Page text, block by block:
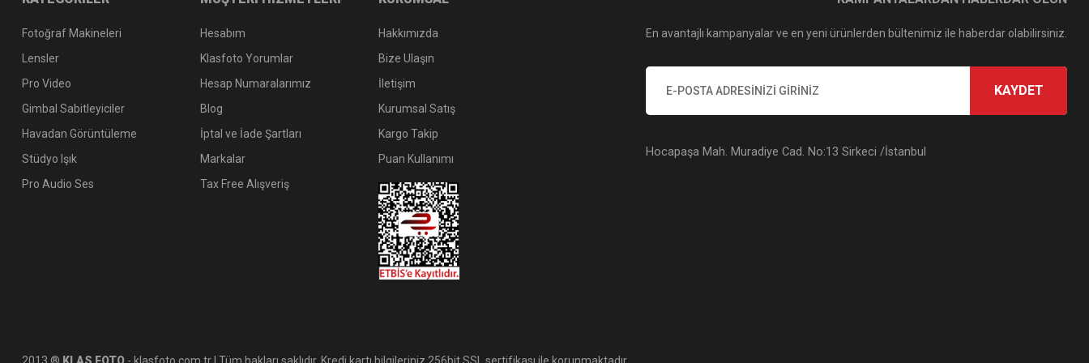
Fotoğraf Makineleri
Lensler
Pro Video
Gimbal Sabitleyiciler
Havadan Görüntüleme
Stüdyo Işık
Pro Audio Ses
Hesabım
Klasfoto Yorumlar
Hesap Numaralarımız
Blog
İptal ve İade Şartları
Markalar
Tax Free Alışveriş
Hakkımızda
Bize Ulaşın
İletişim
Kurumsal Satış
Kargo Takip
Puan Kullanımı
En avantajlı kampanyalar ve en yeni ürünlerden bültenimiz ile haberdar olabilirsiniz.
KAYDET
Hocapaşa Mah. Muradiye Cad. No:13 Sirkeci /İstanbul